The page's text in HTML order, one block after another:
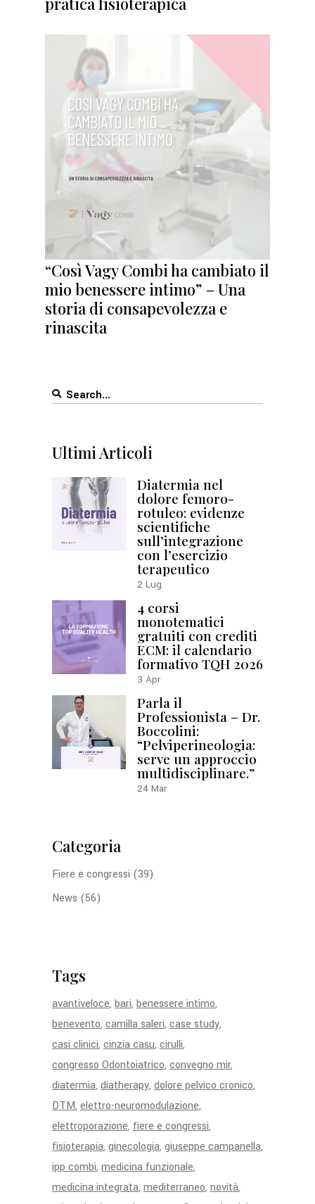
“Così Vagy Combi ha cambiato il
mio benessere intimo” – Una
storia di consapevolezza e
rinascita
Search
Ultimi Articoli
Diatermia nel
dolore femoro-
rotuleo: evidenze
scientifiche
sull’integrazione
con l’esercizio
terapeutico
2 Lug
4 corsi
monotematici
gratuiti con crediti
ECM: il calendario
formativo TQH 2026
3 Apr
Parla il
Professionista – Dr.
Boccolini:
“Pelviperineologia:
serve un approccio
multidisciplinare.”
24 Mar
Categoria
Fiere e congressi (39)
News (56)
Tags
avantiveloce bari benessere intimo
benevento camilla saleri case study
casi clinici cinzia casu cirulli
congresso Odontoiatrico convegno mir
diatermia diatherapy dolore pelvico cronico
DTM elettro-neuromodulazione
elettroporazione fiere e congressi
fisioterapia ginecologia giuseppe campanella
ipp combi medicina funzionale
medicina integrata mediterraneo novità